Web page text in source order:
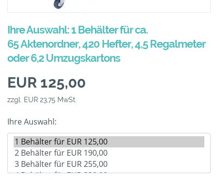
Ihre Auswahl: 1 Behälter für ca.
65 Aktenordner, 420 Hefter, 4,5 Regalmeter
oder 6,2 Umzugskartons
EUR 125,00
zzgl. EUR 23,75 MwSt.
Ihre Auswahl: